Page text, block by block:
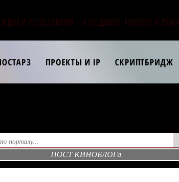
идеи и исследования — к созданию, упаковке и рынку
ПРОЕКТЫ И IP СКРИПТБРИДЖ
ПОСТ КИНОБЛОГа